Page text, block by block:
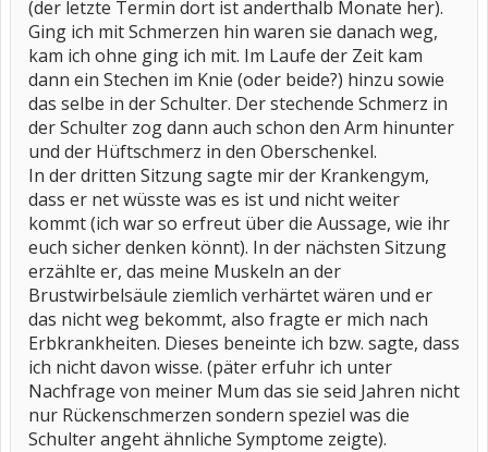
(der letzte Termin dort ist anderthalb Monate her).
Ging ich mit Schmerzen hin waren sie danach weg,
kam ich ohne ging ich mit. Im Laufe der Zeit kam
dann ein Stechen im Knie (oder beide?) hinzu sowie
das selbe in der Schulter. Der stechende Schmerz in
der Schulter zog dann auch schon den Arm hinunter
und der Hüftschmerz in den Oberschenkel.
In der dritten Sitzung sagte mir der Krankengym,
dass er net wüsste was es ist und nicht weiter
kommt (ich war so erfreut über die Aussage, wie ihr
euch sicher denken könnt). In der nächsten Sitzung
erzählte er, das meine Muskeln an der
Brustwirbelsäule ziemlich verhärtet wären und er
das nicht weg bekommt, also fragte er mich nach
Erbkrankheiten. Dieses beneinte ich bzw. sagte, dass
ich nicht davon wisse. (päter erfuhr ich unter
Nachfrage von meiner Mum das sie seid Jahren nicht
nur Rückenschmerzen sondern speziel was die
Schulter angeht ähnliche Symptome zeigte).